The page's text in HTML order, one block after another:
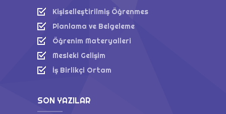
Kişiselleştirilmiş Öğrenmes
Planlama ve Belgeleme
Öğrenim Materyalleri
Mesleki Gelişim
İş Birlikçi Ortam
SON YAZILAR